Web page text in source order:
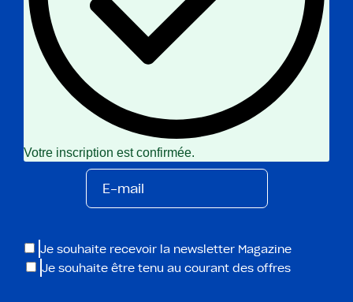
Votre inscription est confirmée.
Je souhaite recevoir la newsletter Magazine
Je souhaite être tenu au courant des offres